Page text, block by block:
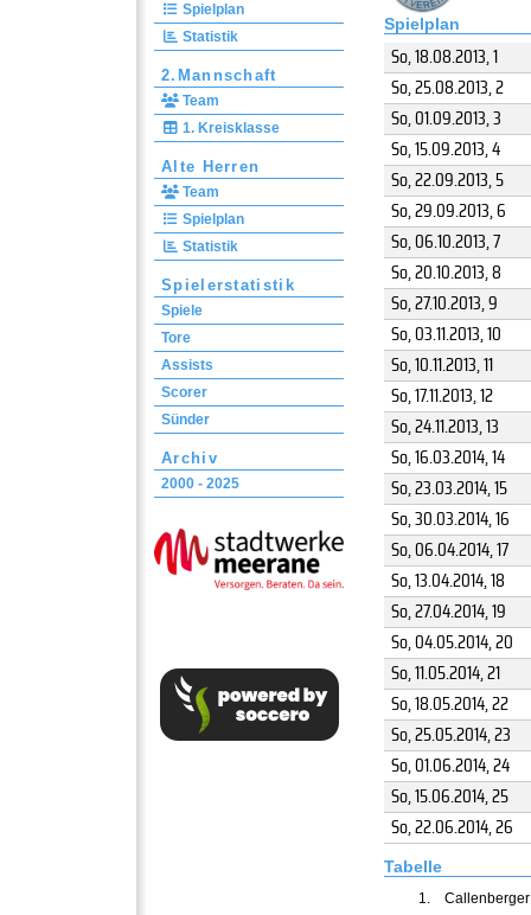
Spielplan
Statistik
2.Mannschaft
Team
1. Kreisklasse
Alte Herren
Team
Spielplan
Statistik
Spielerstatistik
Spiele
Tore
Assists
Scorer
Sünder
Archiv
2000 - 2025
Spielplan
So, 18.08.2013, 1
So, 25.08.2013, 2
So, 01.09.2013, 3
So, 15.09.2013, 4
So, 22.09.2013, 5
So, 29.09.2013, 6
So, 06.10.2013, 7
So, 20.10.2013, 8
So, 27.10.2013, 9
So, 03.11.2013, 10
So, 10.11.2013, 11
So, 17.11.2013, 12
So, 24.11.2013, 13
So, 16.03.2014, 14
So, 23.03.2014, 15
So, 30.03.2014, 16
So, 06.04.2014, 17
So, 13.04.2014, 18
So, 27.04.2014, 19
So, 04.05.2014, 20
So, 11.05.2014, 21
So, 18.05.2014, 22
So, 25.05.2014, 23
So, 01.06.2014, 24
So, 15.06.2014, 25
So, 22.06.2014, 26
Tabelle
1.